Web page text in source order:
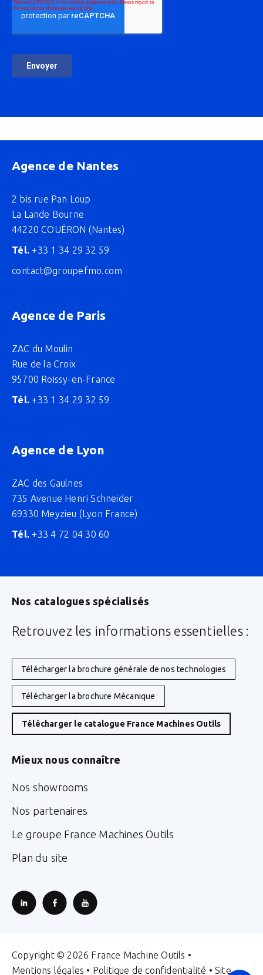
Agence de Nantes
2 bis rue Pan Loup
La Lande Bourne
44220 COUËRON (Nantes)
Tél. +33 1 34 29 32 59
contact@groupefmo.com
Agence de Paris
ZAC du Moulin
Rue de la Croix
95700 Roissy-en-France
Tél. +33 1 34 29 32 59
Agence de Lyon
ZAC des Gaulnes
735 Avenue Henri Schneider
69330 Meyzieu (Lyon France)
Tél. +33 4 72 04 30 60
Nos catalogues spécialisés
Retrouvez les informations essentielles :
Télécharger la brochure générale de nos technologies
Télécharger la brochure Mécanique
Télécharger le catalogue France Machines Outils
Mieux nous connaître
Nos showrooms
Nos partenaires
Le groupe France Machines Outils
Plan du site
Copyright © 2026 France Machine Outils •
Mentions légales • Politique de confidentialité • Site